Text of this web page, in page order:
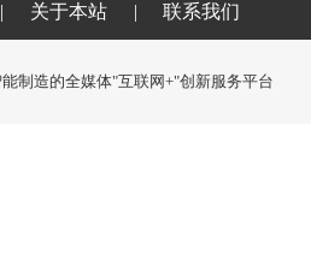
| 关于本站 | 联系我们
制造的全媒体"互联网+"创新服务平台